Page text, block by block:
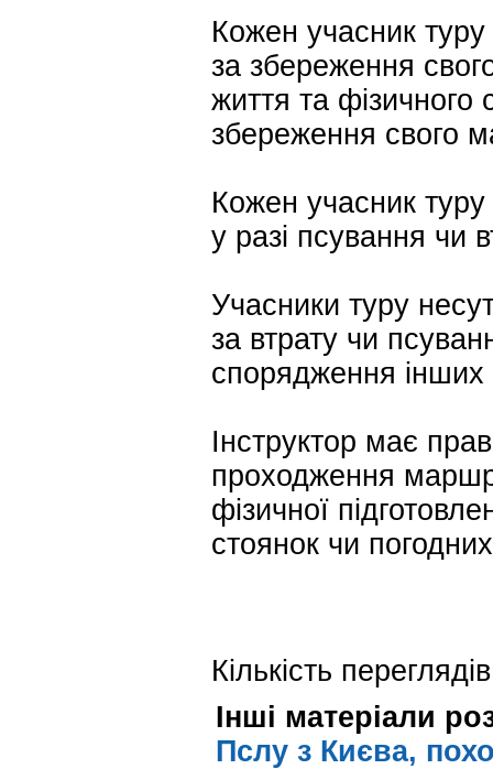
Кожен учасник туру
за збереження
життя та фізичного
збереження свого
Кожен учасник туру
у разі псування чи
Учасники туру
за втрату чи
спорядження інших
Інструктор має
проходження
фізичної
стоянок чи
Кількість
Інші матеріали
Пслу з Києва,